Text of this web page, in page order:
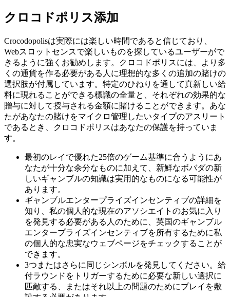
クロコドポリス添加
Crocodopolisは実際には楽しい時間であると信じており、
Webスロットセンスで楽しいものを探しているユーザーがで
きるように強くお勧めします。クロコドポリスには、より多
くの通貨を作る必要がある人に理想的な多くの追加の賭けの
選択肢が付属しています。特定のひねりを通して真新しい給
料に現れることができる標識の全量と、それぞれの効果的な
贈与に対して授与される金額に賭けることができます。あな
たがあなたの賭けをマイクロ管理したいタイプのアスリート
であるとき、クロコドポリスはあなたの保護を持っていま
す。
最初のレイで優れた25倍のゲーム基準に合うようにあ
なたが十分な余分なものに加えて、新鮮なボバダの新
しいギャンブルの知識は実用的なものになる可能性が
あります。
ギャンブルエンタープライズインセンティブの詳細を
知り、私の個人的な現在のアソシエイトのお気に入り
を発見する必要がある人のために、英国のギャンブル
エンタープライズインセンティブを所有するために私
の個人的な忠実なウェブページをチェックすることが
できます。
3つまたはさらに同じシンボルを発見してください。給
付ラウンドをトリガーするために必要な新しい選択に
匹敵する、またはそれ以上の問題のためにプレイを敷